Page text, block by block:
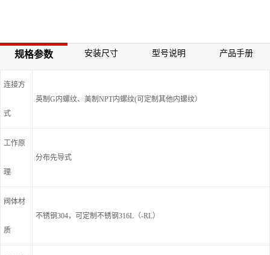
规格参数 安装尺寸 型号说明 产品手册
连接方
式
英制G内螺纹、美制NPT内螺纹(可定制其他内螺纹）
工作原
理
分布先导式
阀体材
质
不锈钢304，可定制不锈钢316L（-RL）